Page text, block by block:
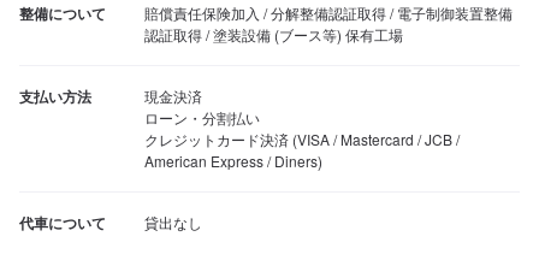
整備について
賠償責任保険加入 / 分解整備認証取得 / 電子制御装置整備
認証取得 / 塗装設備 (ブース等) 保有工場
支払い方法
現金決済
ローン・分割払い
クレジットカード決済 (VISA / Mastercard / JCB /
American Express / Diners)
代車について 貸出なし